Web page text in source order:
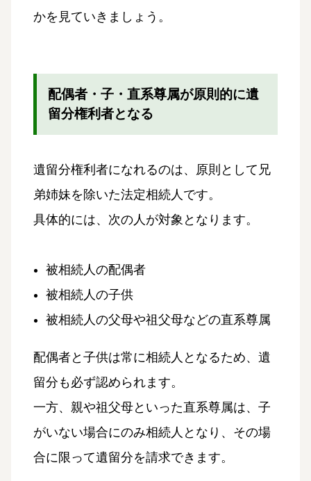
かを見ていきましょう。
配偶者・子・直系尊属が原則的に遺
留分権利者となる
遺留分権利者になれるのは、原則として兄
弟姉妹を除いた法定相続人です。
具体的には、次の人が対象となります。
被相続人の配偶者
被相続人の子供
被相続人の父母や祖父母などの直系尊属
配偶者と子供は常に相続人となるため、遺
留分も必ず認められます。
一方、親や祖父母といった直系尊属は、子
がいない場合にのみ相続人となり、その場
合に限って遺留分を請求できます。